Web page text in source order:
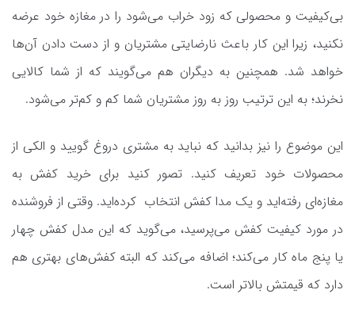
بی‌کیفیت و محصولی که زود خراب می‌شود را در مغازه خود عرضه
نکنید، زیرا این کار باعث نارضایتی مشتریان و از دست دادن آن‌ها
خواهد شد. همچنین به دیگران هم می‌گویند که از شما کالایی
نخرند؛ به این ترتیب روز به روز مشتریان شما کم و کم‌‎تر می‌شود.
این موضوع را نیز بدانید که نباید به مشتری دروغ گویید و الکی از
محصولات خود تعریف کنید. تصور کنید برای خرید کفش به
مغازه‌ای رفته‌اید و یک مدا کفش انتخاب کرده‌اید. وقتی از فروشنده
در مورد کیفیت کفش می‌پرسید، می‌گوید که این مدل کفش چهار
یا پنج ماه کار می‌کند؛ اضافه می‌کند که البته کفش‌های بهتری هم
دارد که قیمتش بالاتر است.